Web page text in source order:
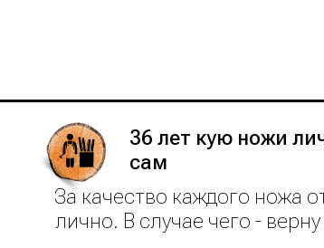
За качество каждого ножа
лично. В случае чего -
36 лет кую ножи
сам